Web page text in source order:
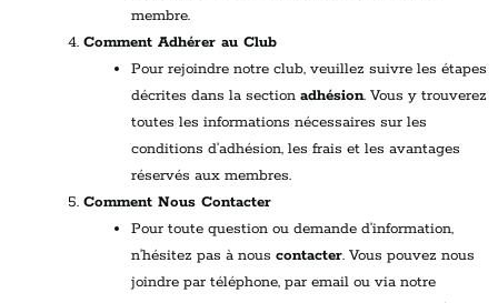
membre.
Comment Adhérer au Club
Pour rejoindre notre club, veuillez suivre les étapes
décrites dans la section adhésion. Vous y trouverez
toutes les informations nécessaires sur les
conditions d’adhésion, les frais et les avantages
réservés aux membres.
Comment Nous Contacter
Pour toute question ou demande d’information,
n’hésitez pas à nous contacter. Vous pouvez nous
joindre par téléphone, par email ou via notre